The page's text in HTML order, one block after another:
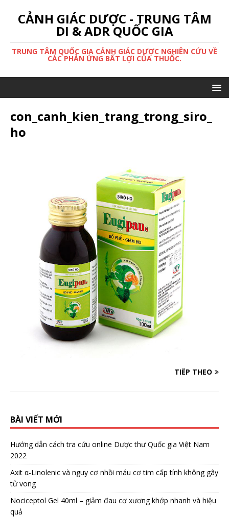
CẢNH GIÁC DƯỢC - TRUNG TÂM
DI & ADR QUỐC GIA
TRUNG TÂM QUỐC GIA CẢNH GIÁC DƯỢC NGHIÊN CỨU VỀ
CÁC PHẢN ỨNG BẤT LỢI CỦA THUỐC.
con_canh_kien_trang_trong_siro_
ho
TIẾP THEO
BÀI VIẾT MỚI
Hướng dẫn cách tra cứu online Dược thư Quốc gia Việt Nam
2022
Axit α-Linolenic và nguy cơ nhồi máu cơ tim cấp tính không gây
tử vong
Nociceptol Gel 40ml – giảm đau cơ xương khớp nhanh và hiệu
quả